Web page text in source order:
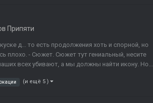
Припяти
д... то есть продолжения хоть и спорной, но
плохо. - Сюжет. Сюжет тут гениальный, несите
всех убивают, а мы должны найти икону. Но...
(и ещё 5 )